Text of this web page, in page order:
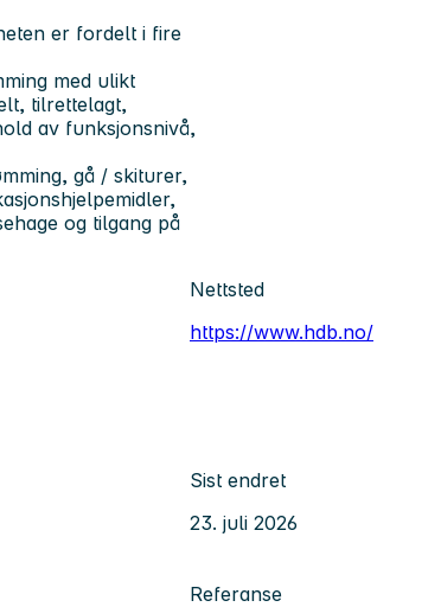
er fordelt i fire
med ulikt
tilrettelagt,
av funksjonsnivå,
gå / skiturer,
og tilgang på
Nettsted
https://www.hdb.no/
Sist endret
23. juli 2026
Referanse